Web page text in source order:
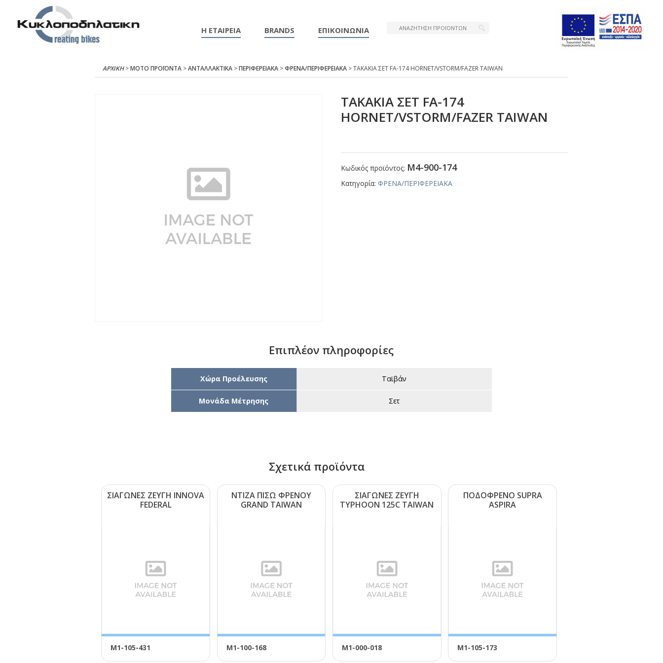
Η ΕΤΑΙΡΕΙΑ BRANDS ΕΠΙΚΟΙΝΩΝΙΑ
ΑΡΧΙΚΉ>ΜΟΤΟ ΠΡΟΪΟΝΤΑ>ΑΝΤΑΛΛΑΚΤΙΚΑ>ΠΕΡΙΦΕΡΕΙΑΚΑ>ΦΡΕΝΑ/ΠΕΡΙΦΕΡΕΙΑΚΑ> ΤΑΚΑΚΙΑ ΣΕΤ FΑ-174 ΗΟRΝΕΤ/VSΤΟRΜ/FΑΖΕR ΤΑΙWΑΝ
ΤΑΚΑΚΙΑ ΣΕΤ FΑ-174
ΗΟRΝΕΤ/VSΤΟRΜ/FΑΖΕR ΤΑΙWΑΝ
Κωδικός προϊόντος: Μ4-900-174
Κατηγορία: ΦΡΕΝΑ/ΠΕΡΙΦΕΡΕΙΑΚΑ
Επιπλέον πληροφορίες
Χώρα Προέλευσης Ταϊβάν
Μονάδα Μέτρησης Σετ
Σχετικά προϊόντα
ΣΙΑΓΩΝΕΣ ΖΕΥΓΗ ΙΝΝΟVΑ
FΕDΕRΑL
Μ1-105-431
ΝΤΙΖΑ ΠΙΣΩ ΦΡΕΝΟΥ
GRΑΝD ΤΑΙWΑΝ
Μ1-100-168
ΣΙΑΓΩΝΕΣ ΖΕΥΓΗ
ΤΥΡΗΟΟΝ 125C ΤΑΙWΑΝ
Μ1-000-018
ΠΟΔΟΦΡΕΝΟ SUΡRΑ
ΑSΡΙRΑ
Μ1-105-173